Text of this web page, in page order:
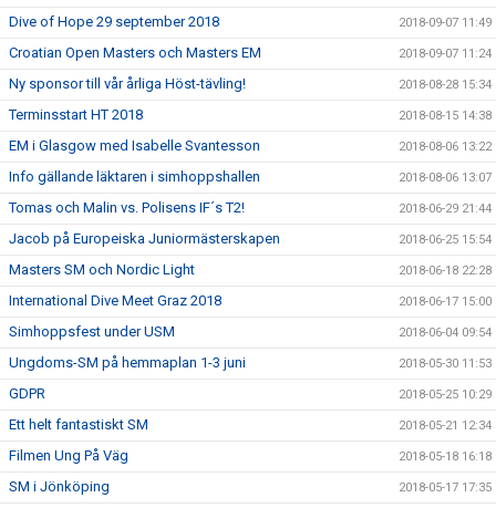
Dive of Hope 29 september 2018 2018-09-07 11:49
Croatian Open Masters och Masters EM 2018-09-07 11:24
Ny sponsor till vår årliga Höst-tävling! 2018-08-28 15:34
Terminsstart HT 2018 2018-08-15 14:38
EM i Glasgow med Isabelle Svantesson 2018-08-06 13:22
Info gällande läktaren i simhoppshallen 2018-08-06 13:07
Tomas och Malin vs. Polisens IF´s T2! 2018-06-29 21:44
Jacob på Europeiska Juniormästerskapen 2018-06-25 15:54
Masters SM och Nordic Light 2018-06-18 22:28
International Dive Meet Graz 2018 2018-06-17 15:00
Simhoppsfest under USM 2018-06-04 09:54
Ungdoms-SM på hemmaplan 1-3 juni 2018-05-30 11:53
GDPR 2018-05-25 10:29
Ett helt fantastiskt SM 2018-05-21 12:34
Filmen Ung På Väg 2018-05-18 16:18
SM i Jönköping 2018-05-17 17:35